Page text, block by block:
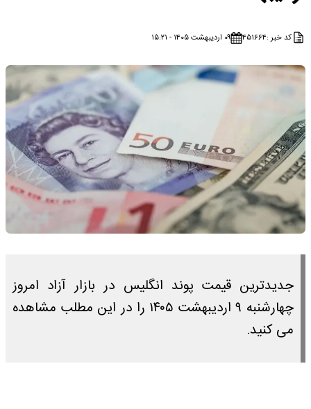
کد خبر :۴۵۱۶۶۴ ۰۹ اردیبهشت ۱۴۰۵ - ۱۵:۲۱
جدیدترین قیمت پوند انگلیس در بازار آزاد امروز
چهارشنبه ۹ اردیبهشت ۱۴۰۵ را در این مطلب مشاهده
می کنید.